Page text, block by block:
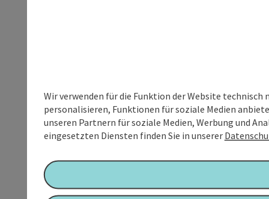
Wir verwenden für die Funktion der Website
personalisieren, Funktionen für soziale Medien
unseren Partnern für soziale Medien, Werbung und
eingesetzten Diensten finden Sie in unserer